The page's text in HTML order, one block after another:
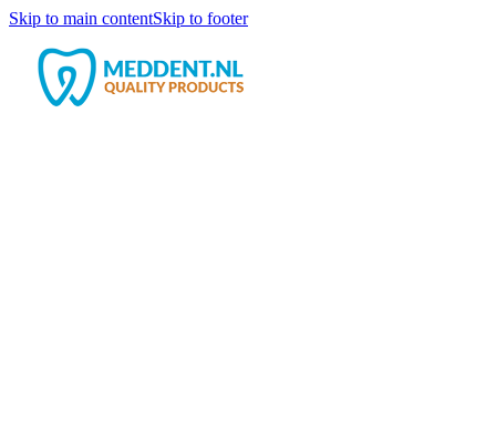
Skip to main contentSkip to footer